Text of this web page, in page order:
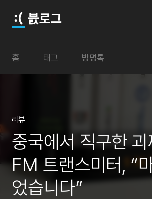
븘로그
홈 태그 방명록
리뷰
중국에서 직구한
FM 트랜스미터, “
었습니다”